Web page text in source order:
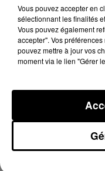
10 avril 2025 - 1 min
L'AGENDA DU
10/04/2025 À
L'agenda du Tarn et
Vous pouvez accepter en
sélectionnant les finalités
Vous pouvez également
accepter". Vos
pouvez mettre à jour vos
moment via le lien "Gérer